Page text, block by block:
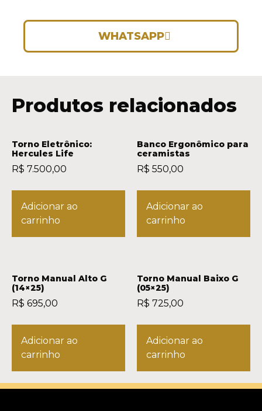
WHATSAPP
Produtos relacionados
Torno Eletrônico:
Hercules Life
R$ 7.500,00
Adicionar ao
carrinho
Banco Ergonômico para
ceramistas
R$ 550,00
Adicionar ao
carrinho
Torno Manual Alto G
(14×25)
R$ 695,00
Adicionar ao
carrinho
Torno Manual Baixo G
(05×25)
R$ 725,00
Adicionar ao
carrinho